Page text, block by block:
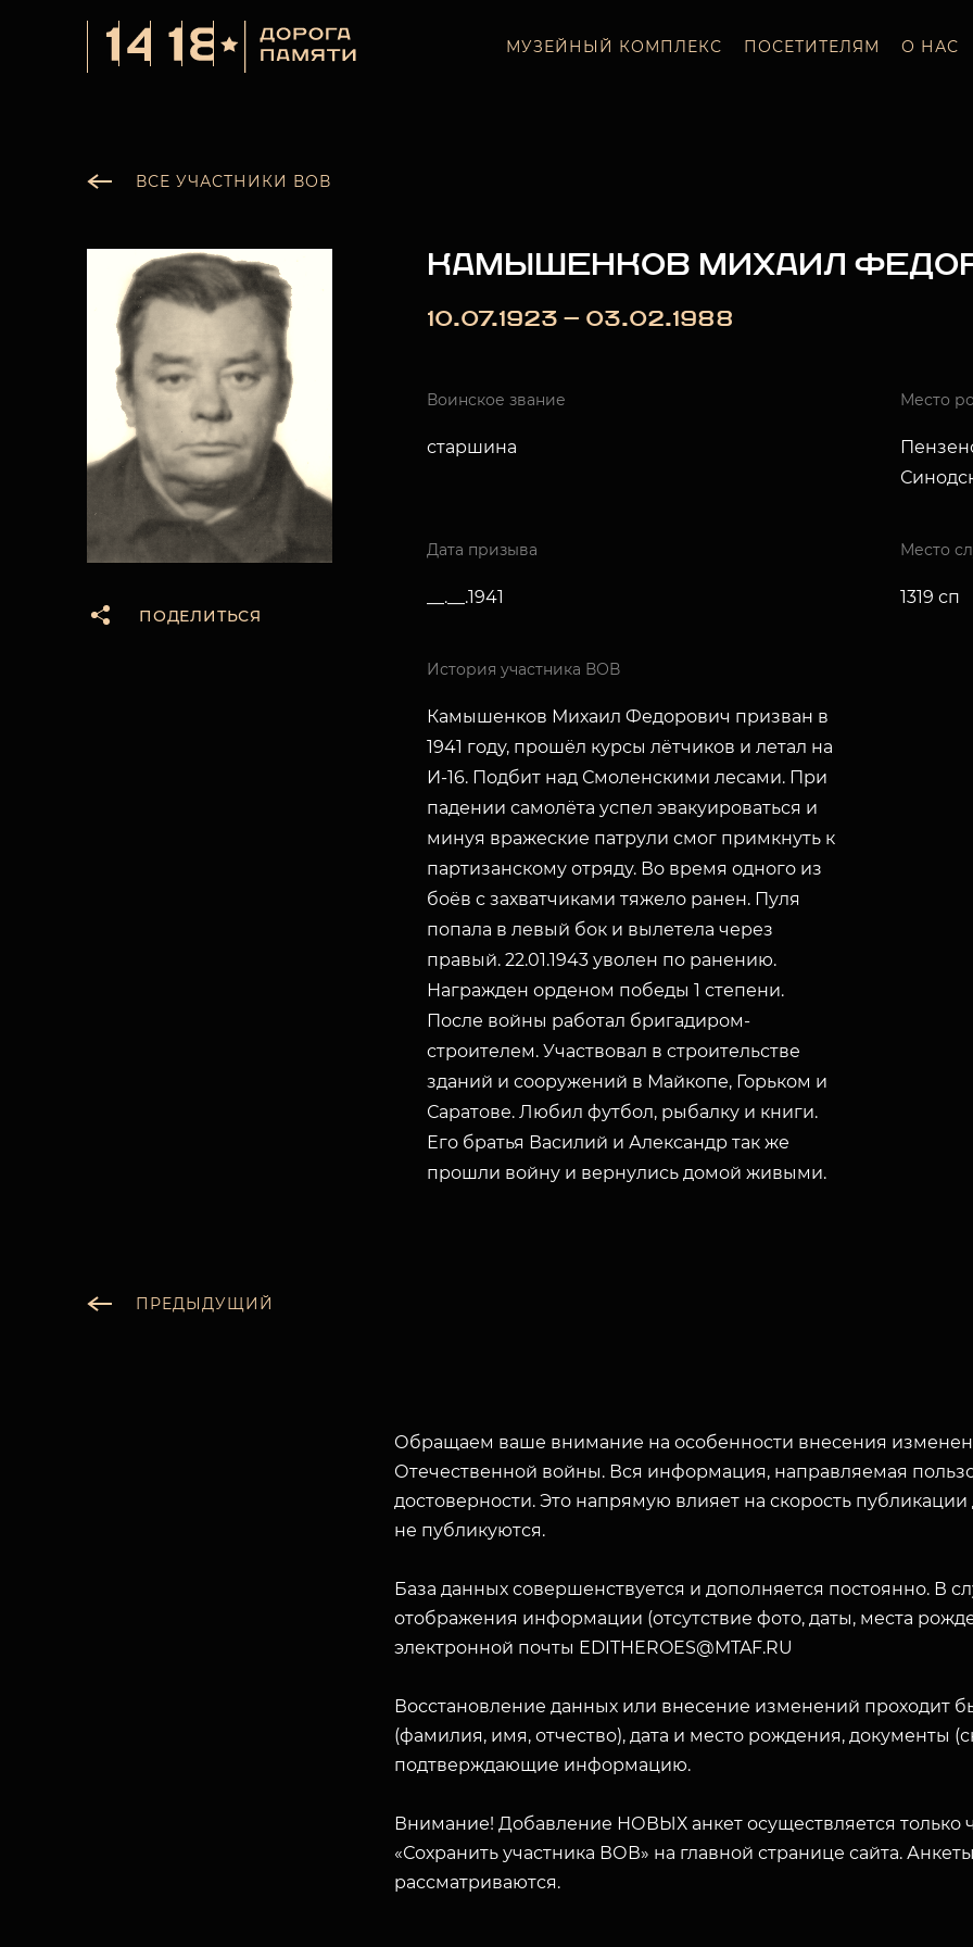
МУЗЕЙНЫЙ КОМПЛЕКС ПОСЕТИТЕЛЯМ О НАС
ЗАКРЫТЬ
ВСЕ УЧАСТНИКИ ВОВ
ПОДЕЛИТЬСЯ
КАМЫШЕНКОВ МИХАИЛ
10.07.1923 — 03.02.1988
Воинское звание
старшина
Место
Дата призыва
__.__.1941
Место
1319 сп
История участника ВОВ
Камышенков Михаил Федорович призван в
1941 году, прошёл курсы лëтчиков и летал на
И-16. Подбит над Смоленскими лесами. При
падении самолёта успел эвакуироваться и
минуя вражеские патрули смог примкнуть к
партизанскому отряду. Во время одного из
боёв с захватчиками тяжело ранен. Пуля
попала в левый бок и вылетела через
правый. 22.01.1943 уволен по ранению.
Награжден орденом победы 1 степени.
После войны работал бригадиром-
строителем. Участвовал в строительстве
зданий и сооружений в Майкопе, Горьком и
Саратове. Любил футбол, рыбалку и книги.
Его братья Василий и Александр так же
прошли войну и вернулись домой живыми.
ПРЕДЫДУЩИЙ
Обращаем ваше внимание на особенности внесения
Отечественной войны. Вся информация, направляемая
достоверности. Это напрямую влияет на скорость
не публикуются.
База данных совершенствуется и дополняется постоянно. В
отображения информации (отсутствие фото, даты, места
электронной почты EDITHEROES@MTAF.RU
Восстановление данных или внесение изменений проходит
(фамилия, имя, отчество), дата и место рождения, документы
подтверждающие информацию.
Внимание! Добавление НОВЫХ анкет осуществляется только
«Сохранить участника ВОВ» на главной странице сайта.
рассматриваются.